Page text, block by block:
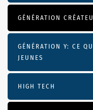
GÉNÉRATION
GÉNÉRATION Y: CE
JEUNES
HIGH TECH